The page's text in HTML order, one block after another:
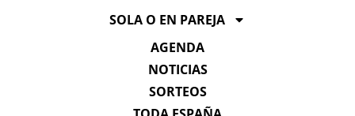
SOLA O EN PAREJA
AGENDA
NOTICIAS
SORTEOS